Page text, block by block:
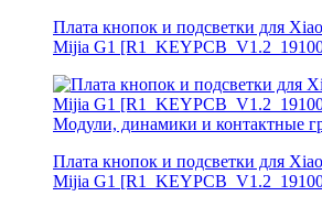
Плата кнопок и подсветки для
Mijia G1
Модули, динамики и контактные
Плата кнопок и подсветки для
Mijia G1